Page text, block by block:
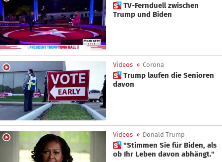
 TV-Fernduell zwischen
Trump und Biden
Videos » Corona
 Trump laufen die Senioren
davon
Videos » Donald Trump
 "Stimmen Sie für Biden, als
ob Ihr Leben davon abhängt."